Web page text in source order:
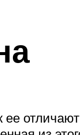
ее